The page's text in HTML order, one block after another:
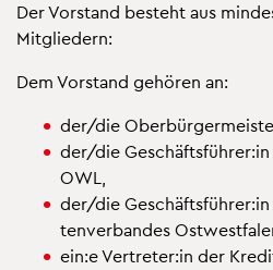
Der Vor­stand be­steht aus
Mit­glie­dern:
Dem Vor­stand ge­hö­ren an:
der/die
der/die
OWL,
der/die
ten­ver­ban­des
ein:e Ver­tre­ter:in der